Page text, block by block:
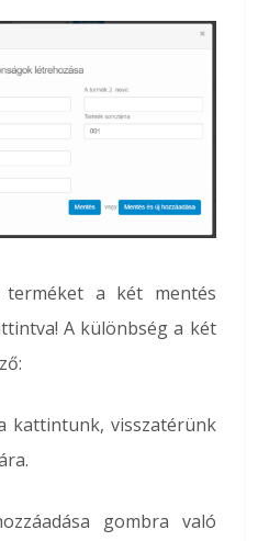
a két mentés
A különbség a két
kattintunk, visszatérünk
gombra való